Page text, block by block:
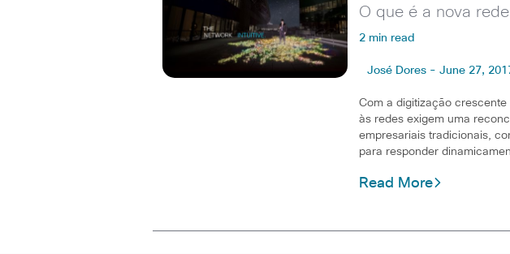
O que é a nova
2 min read
José Dores - June 27,
Com a digitização
às redes exigem uma
empresariais tradicionais,
para responder
Read More